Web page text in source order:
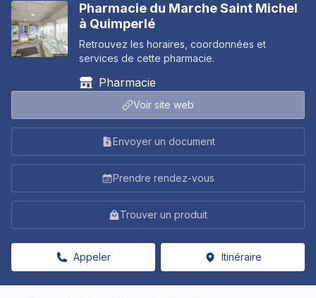
Pharmacie du Marche Saint Michel
à Quimperlé
Retrouvez les horaires, coordonnées et
services de cette pharmacie.
Pharmacie
Voir site web
Envoyer un document
Prendre rendez-vous
Trouver un produit
Appeler Itinéraire